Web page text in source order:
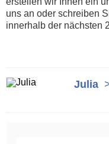
uns an oder schreiben
innerhalb der nächsten
Julia